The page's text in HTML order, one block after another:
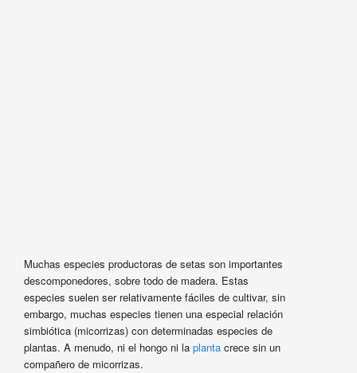
Muchas especies productoras de setas son importantes
descomponedores, sobre todo de madera. Estas
especies suelen ser relativamente fáciles de cultivar, sin
embargo, muchas especies tienen una especial relación
simbiótica (micorrizas) con determinadas especies de
plantas. A menudo, ni el hongo ni la plantacrece sin un
compañero de micorrizas.